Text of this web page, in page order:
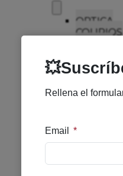
OPTICA
COLIRIOS
ORTOPEDIA
ORTOP
SEXUAL